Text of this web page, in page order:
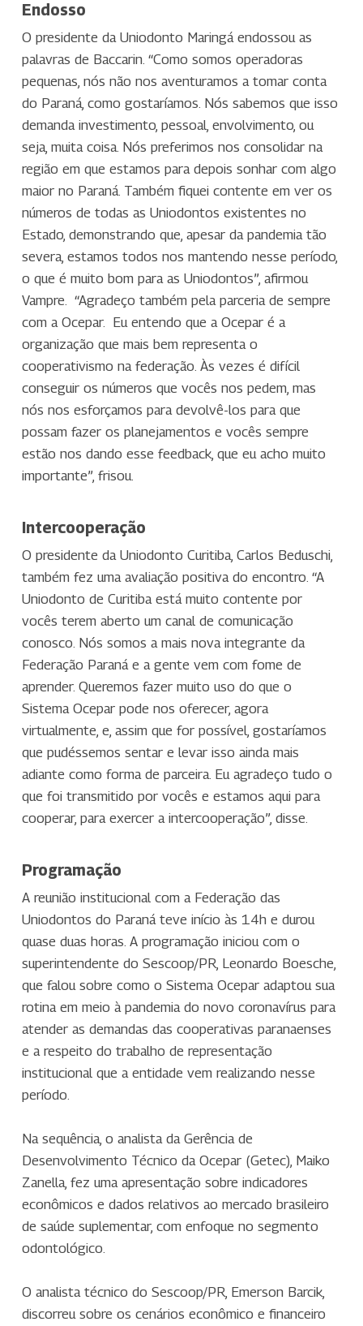
Endosso
O presidente da Uniodonto Maringá endossou as
palavras de Baccarin. “Como somos operadoras
pequenas, nós não nos aventuramos a tomar conta
do Paraná, como gostaríamos. Nós sabemos que isso
demanda investimento, pessoal, envolvimento, ou
seja, muita coisa. Nós preferimos nos consolidar na
região em que estamos para depois sonhar com algo
maior no Paraná. Também fiquei contente em ver os
números de todas as Uniodontos existentes no
Estado, demonstrando que, apesar da pandemia tão
severa, estamos todos nos mantendo nesse período,
o que é muito bom para as Uniodontos”, afirmou
Vampre. “Agradeço também pela parceria de sempre
com a Ocepar. Eu entendo que a Ocepar é a
organização que mais bem representa o
cooperativismo na federação. Às vezes é difícil
conseguir os números que vocês nos pedem, mas
nós nos esforçamos para devolvê-los para que
possam fazer os planejamentos e vocês sempre
estão nos dando esse feedback, que eu acho muito
importante”, frisou.
Intercooperação
O presidente da Uniodonto Curitiba, Carlos Beduschi,
também fez uma avaliação positiva do encontro. “A
Uniodonto de Curitiba está muito contente por
vocês terem aberto um canal de comunicação
conosco. Nós somos a mais nova integrante da
Federação Paraná e a gente vem com fome de
aprender. Queremos fazer muito uso do que o
Sistema Ocepar pode nos oferecer, agora
virtualmente, e, assim que for possível, gostaríamos
que pudéssemos sentar e levar isso ainda mais
adiante como forma de parceira. Eu agradeço tudo o
que foi transmitido por vocês e estamos aqui para
cooperar, para exercer a intercooperação”, disse.
Programação
A reunião institucional com a Federação das
Uniodontos do Paraná teve início às 14h e durou
quase duas horas. A programação iniciou com o
superintendente do Sescoop/PR, Leonardo Boesche,
que falou sobre como o Sistema Ocepar adaptou sua
rotina em meio à pandemia do novo coronavírus para
atender as demandas das cooperativas paranaenses
e a respeito do trabalho de representação
institucional que a entidade vem realizando nesse
período.
Na sequência, o analista da Gerência de
Desenvolvimento Técnico da Ocepar (Getec), Maiko
Zanella, fez uma apresentação sobre indicadores
econômicos e dados relativos ao mercado brasileiro
de saúde suplementar, com enfoque no segmento
odontológico.
O analista técnico do Sescoop/PR, Emerson Barcik,
discorreu sobre os cenários econômico e financeiro